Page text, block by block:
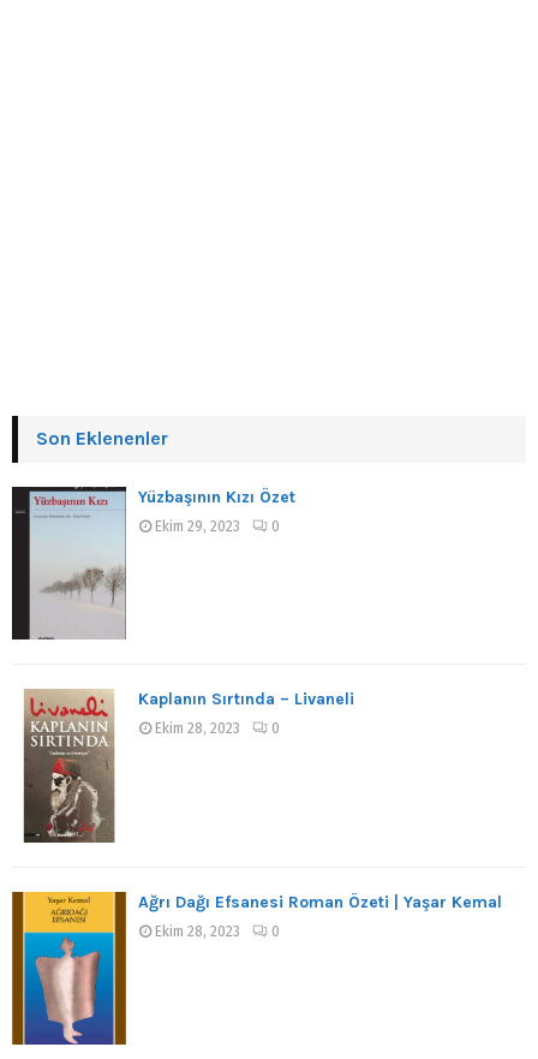
Son Eklenenler
Yüzbaşının Kızı Özet
Ekim 29, 2023 0
Kaplanın Sırtında – Livaneli
Ekim 28, 2023 0
Ağrı Dağı Efsanesi Roman Özeti | Yaşar Kemal
Ekim 28, 2023 0